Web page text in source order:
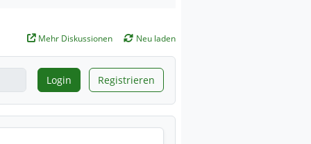
Mehr Diskussionen Neu laden
Login Registrieren